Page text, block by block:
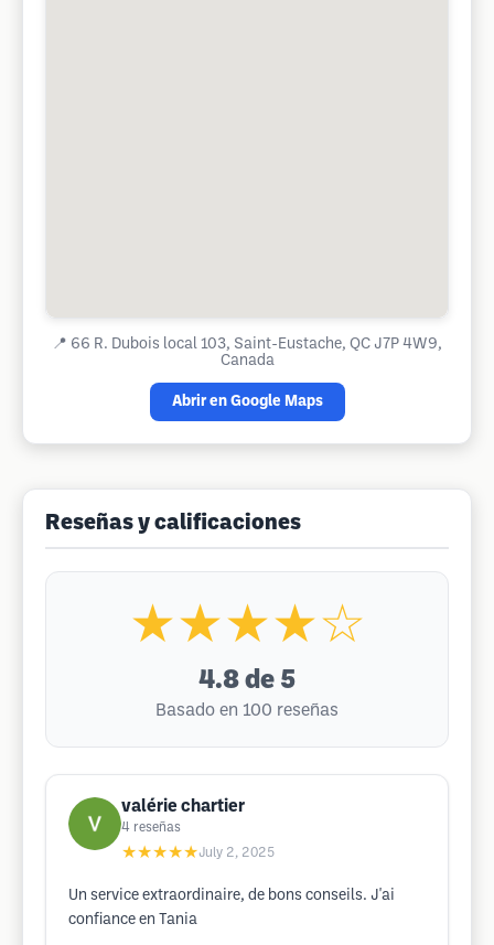
📍 66 R. Dubois local 103, Saint-Eustache, QC J7P 4W9,
Canada
Abrir en Google Maps
Reseñas y calificaciones
★★★★☆
4.8 de 5
Basado en 100 reseñas
valérie chartier
4 reseñas
★★★★★July 2, 2025
Un service extraordinaire, de bons conseils. J'ai
confiance en Tania